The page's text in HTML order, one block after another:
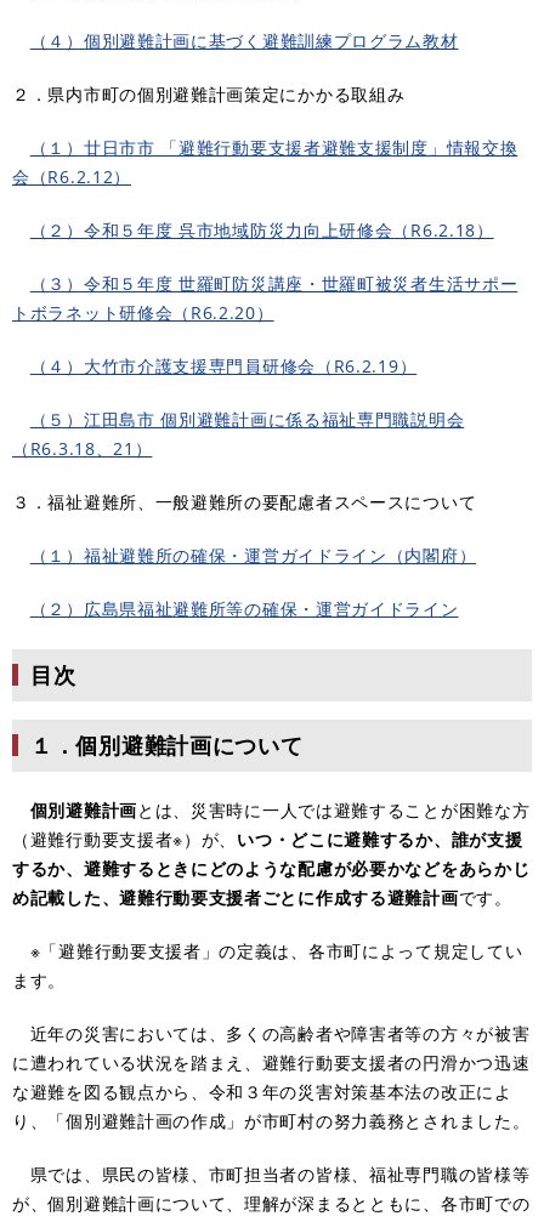
（４）個別避難計画に基づく避難訓練プログラム教材
２．県内市町の個別避難計画策定にかかる取組み
（１）廿日市市 「避難行動要支援者避難支援制度」情報交換
会（R6.2.12）
（２）令和５年度 呉市地域防災力向上研修会（R6.2.18）
（３）令和５年度 世羅町防災講座・世羅町被災者生活サポー
トボラネット研修会（R6.2.20）
（４）大竹市介護支援専門員研修会（R6.2.19）
（５）江田島市 個別避難計画に係る福祉専門職説明会
（R6.3.18、21）
３．福祉避難所、一般避難所の要配慮者スペースについて
（１）福祉避難所の確保・運営ガイドライン（内閣府）
（２）広島県福祉避難所等の確保・運営ガイドライン
目次
１．個別避難計画について
個別避難計画とは、災害時に一人では避難することが困難な方
（避難行動要支援者※）が、 いつ・どこに避難するか、誰が支援
するか、避難するときにどのような配慮が必要かなどをあらかじ
め記載した、避難行動要支援者ごとに作成する避難計画です。
※「避難行動要支援者」の定義は、各市町によって規定してい
ます。
近年の災害においては、多くの高齢者や障害者等の方々が被害
に遭われている状況を踏まえ、避難行動要支援者の円滑かつ迅速
な避難を図る観点から、令和３年の災害対策基本法の改正によ
り、「個別避難計画の作成」が市町村の努力義務とされました。
県では、県民の皆様、市町担当者の皆様、福祉専門職の皆様等
が、個別避難計画について、理解が深まるとともに、各市町での